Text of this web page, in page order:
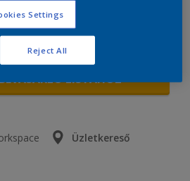
LISTÁHOZ
Üzletkereső
Settings
Reject All